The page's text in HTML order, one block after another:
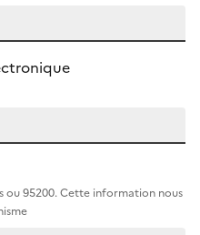
ou 95200. Cette information nous